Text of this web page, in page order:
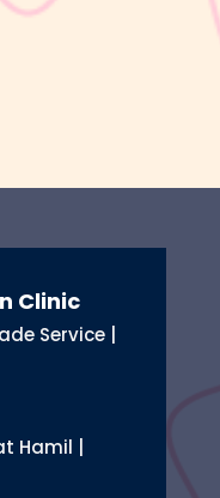
Clinic
Service |
Hamil |